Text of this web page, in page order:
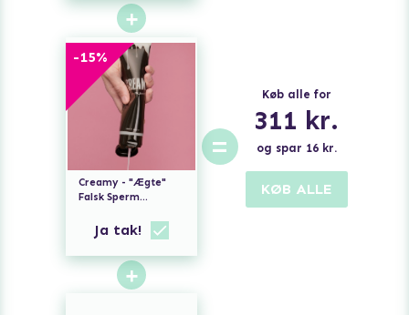
+
-15%
Creamy - "Ægte"
Falsk Sperm
Glidecreme
Ja tak!
+
=
Køb alle for
311 kr.
og spar 16kr.
KØB ALLE